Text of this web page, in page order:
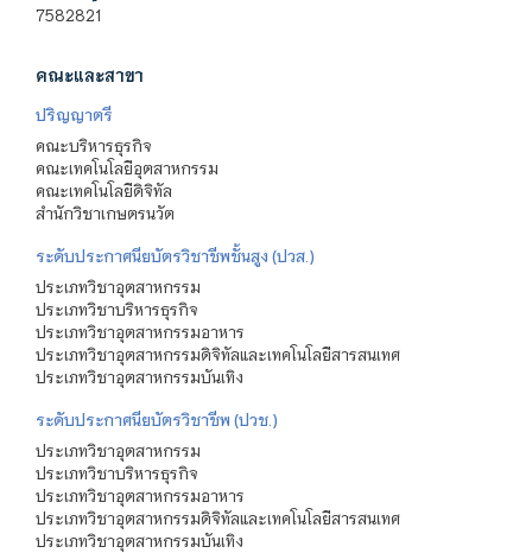
7582821
คณะและสาขา
ปริญญาตรี
คณะบริหารธุรกิจ
คณะเทคโนโลยีอุตสาหกรรม
คณะเทคโนโลยีดิจิทัล
สำนักวิชาเกษตรนวัต
ระดับประกาศนียบัตรวิชาชีพชั้นสูง (ปวส.)
ประเภทวิชาอุตสาหกรรม
ประเภทวิชาบริหารธุรกิจ
ประเภทวิชาอุตสาหกรรมอาหาร
ประเภทวิชาอุตสาหกรรมดิจิทัลและเทคโนโลยีสารสนเทศ
ประเภทวิชาอุตสาหกรรมบันเทิง
ระดับประกาศนียบัตรวิชาชีพ (ปวช.)
ประเภทวิชาอุตสาหกรรม
ประเภทวิชาบริหารธุรกิจ
ประเภทวิชาอุตสาหกรรมอาหาร
ประเภทวิชาอุตสาหกรรมดิจิทัลและเทคโนโลยีสารสนเทศ
ประเภทวิชาอุตสาหกรรมบันเทิง